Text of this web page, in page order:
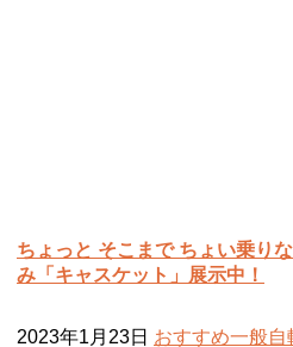
ちょっと そこまで ちょい乗り
み「キャスケット」展示中！
2023年1月23日 おすすめ一般自